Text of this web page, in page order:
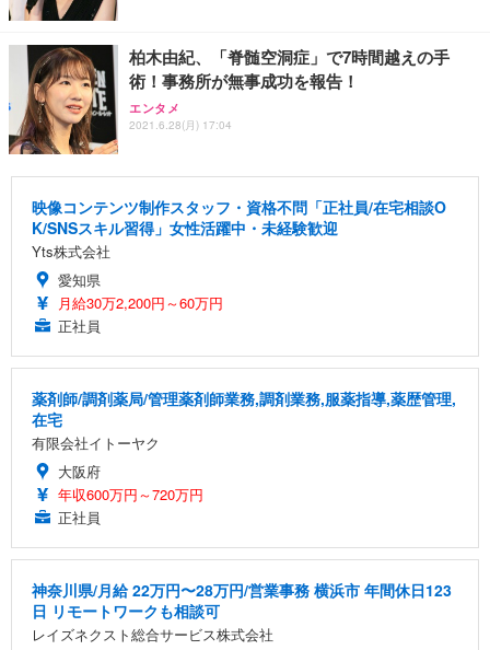
柏木由紀、「脊髄空洞症」で7時間越えの手
術！事務所が無事成功を報告！
エンタメ
2021.6.28(月) 17:04
映像コンテンツ制作スタッフ・資格不問「正社員/在宅相談O
K/SNSスキル習得」女性活躍中・未経験歓迎
Yts株式会社
愛知県
月給30万2,200円～60万円
正社員
薬剤師/調剤薬局/管理薬剤師業務,調剤業務,服薬指導,薬歴管理,
在宅
有限会社イトーヤク
大阪府
年収600万円～720万円
正社員
神奈川県/月給 22万円〜28万円/営業事務 横浜市 年間休日123
日 リモートワークも相談可
レイズネクスト総合サービス株式会社